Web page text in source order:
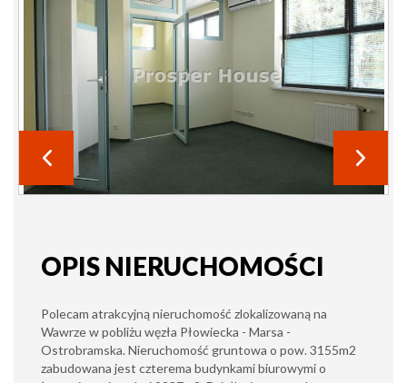
OPIS NIERUCHOMOŚCI
Polecam atrakcyjną nieruchomość zlokalizowaną na
Wawrze w pobliżu węzła Płowiecka - Marsa -
Ostrobramska. Nieruchomość gruntowa o pow. 3155m2
zabudowana jest czterema budynkami biurowymi o